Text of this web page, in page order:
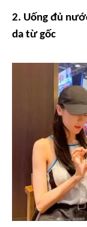
2. Uống đủ
da từ gốc